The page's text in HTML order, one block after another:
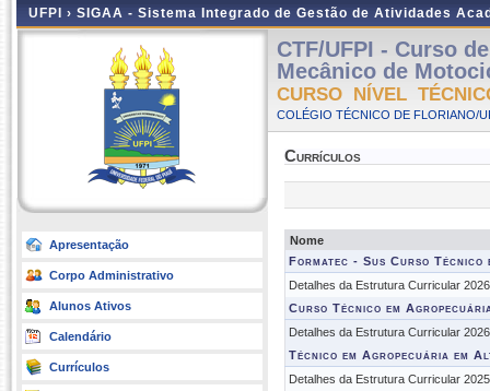
UFPI › SIGAA - Sistema Integrado de Gestão de Atividades
Apresentação
Corpo Administrativo
Alunos Ativos
Calendário
Currículos
CTF/UFPI - Curso
Mecânico de
CURSO NÍVEL
COLÉGIO TÉCNICO DE FLORIANO/
Currículos
Nome
Formatec - Sus Curso Técnico
Detalhes da Estrutura Curricular
Curso Técnico em
Detalhes da Estrutura Curricular
Técnico em Agropecuária em
Detalhes da Estrutura Curricular